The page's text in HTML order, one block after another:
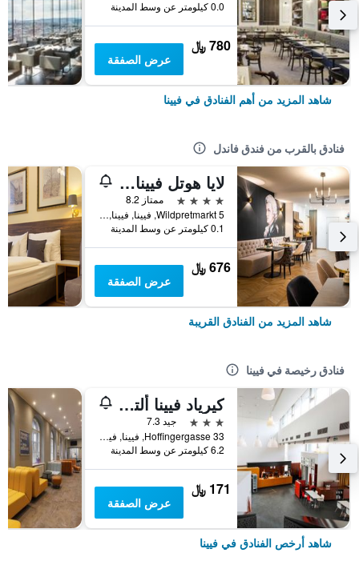
0.0 كيلومتر عن وسط المدينة
780 ﷼
عرض الصفقة
شاهد المزيد من أهم الفنادق في فيينا
فنادق بالقرب من فندق فاندل
ٕلايا هوتل فيينا سيتي سنتر، ترايدمارك باي ويندام
4 نجوم
ممتاز 8.2
Wildpretmarkt 5, فيينا, فيينا, النمسا
0.1 كيلومتر عن وسط المدينة
676 ﷼
عرض الصفقة
شاهد المزيد من الفنادق القريبة
فنادق رخيصة في فيينا
كيرياد فيينا ألتمانسدورف
3 نجوم
جيد 7.3
Hoffingergasse 33, فيينا, فيينا, النمسا
6.2 كيلومتر عن وسط المدينة
171 ﷼
عرض الصفقة
شاهد أرخص الفنادق في فيينا